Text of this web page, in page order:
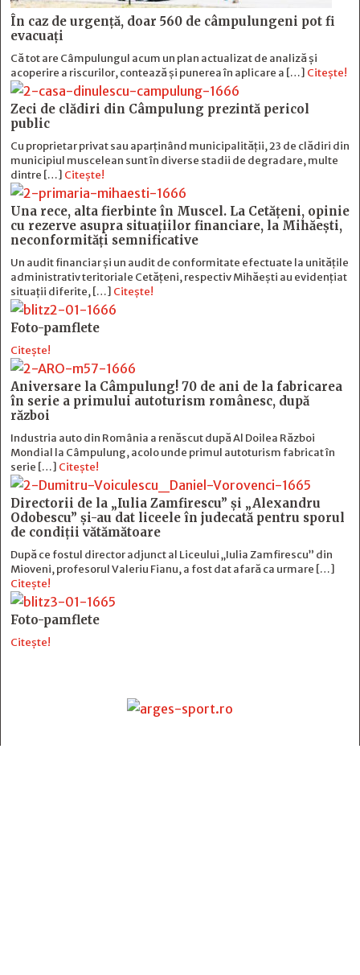
În caz de urgență, doar 560 de câmpulungeni pot fi
evacuați
Că tot are Câmpulungul acum un plan actualizat de analiză și
acoperire a riscurilor, contează și punerea în aplicare a […] Citește!
Zeci de clădiri din Câmpulung prezintă pericol
public
Cu proprietar privat sau aparținând municipalității, 23 de clădiri din
municipiul muscelean sunt în diverse stadii de degradare, multe
dintre […] Citește!
Una rece, alta fierbinte în Muscel. La Cetăţeni, opinie
cu rezerve asupra situaţiilor financiare, la Mihăeşti,
neconformităţi semnificative
Un audit financiar și un audit de conformitate efectuate la unitățile
administrativ teritoriale Cetățeni, respectiv Mihăești au evidențiat
situații diferite, […] Citește!
Foto-pamflete
Citește!
Aniversare la Câmpulung! 70 de ani de la fabricarea
în serie a primului autoturism românesc, după
război
Industria auto din România a renăscut după Al Doilea Război
Mondial la Câmpulung, acolo unde primul autoturism fabricat în
serie […] Citește!
Directorii de la „Iulia Zamfirescu” și „Alexandru
Odobescu” și-au dat liceele în judecată pentru sporul
de condiții vătămătoare
După ce fostul director adjunct al Liceului „Iulia Zamfirescu” din
Mioveni, profesorul Valeriu Fianu, a fost dat afară ca urmare […]
Citește!
Foto-pamflete
Citește!